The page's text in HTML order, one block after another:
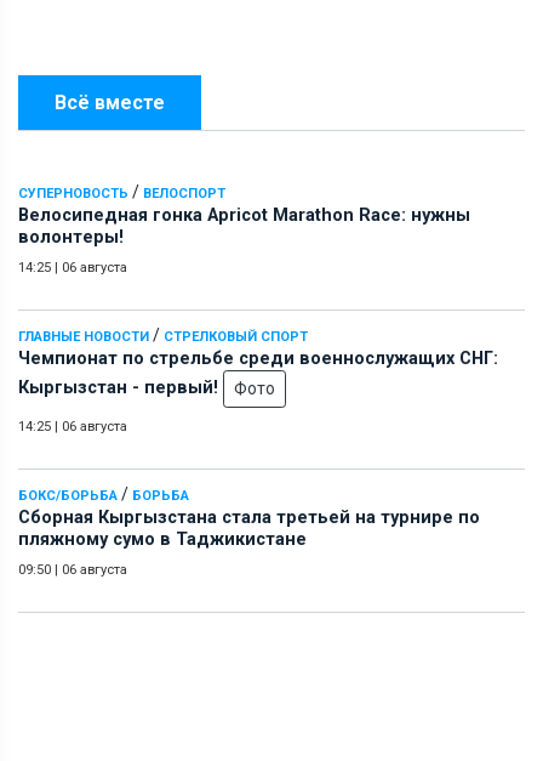
Всё вместе
СУПЕРНОВОСТЬ / ВЕЛОСПОРТ
Велосипедная гонка Apricot Marathon Race: нужны
волонтеры!
14:25 | 06 августа
ГЛАВНЫЕ НОВОСТИ / СТРЕЛКОВЫЙ СПОРТ
Чемпионат по стрельбе среди военнослужащих СНГ:
Кыргызстан - первый!
Фото
14:25 | 06 августа
БОКС/БОРЬБА / БОРЬБА
Сборная Кыргызстана стала третьей на турнире по
пляжному сумо в Таджикистане
09:50 | 06 августа